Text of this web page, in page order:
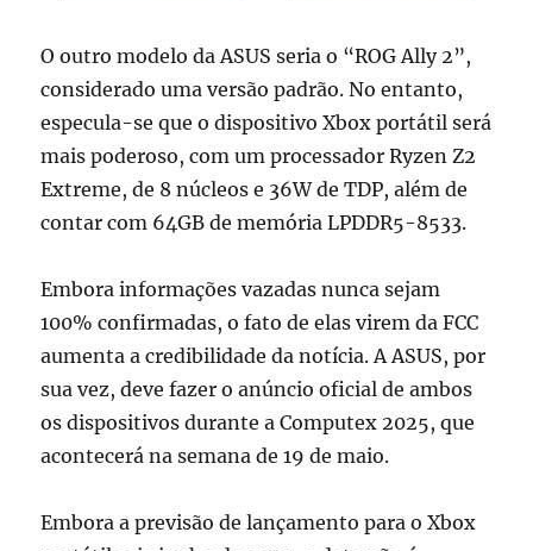
O outro modelo da ASUS seria o “ROG Ally 2”,
considerado uma versão padrão. No entanto,
especula-se que o dispositivo Xbox portátil será
mais poderoso, com um processador Ryzen Z2
Extreme, de 8 núcleos e 36W de TDP, além de
contar com 64GB de memória LPDDR5-8533.
Embora informações vazadas nunca sejam
100% confirmadas, o fato de elas virem da FCC
aumenta a credibilidade da notícia. A ASUS, por
sua vez, deve fazer o anúncio oficial de ambos
os dispositivos durante a Computex 2025, que
acontecerá na semana de 19 de maio.
Embora a previsão de lançamento para o Xbox